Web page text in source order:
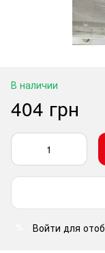
В наличии
404 грн
Войти для